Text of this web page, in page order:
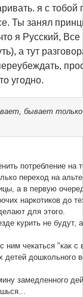
я с тобой
Ты занял
я Русский,
а тут
угодно.
бывает только
потребление на
переход на
а в первую
наркотиков до
для этого.
курить не будут,
ним чекаться "как с
дошкольного
замедленного